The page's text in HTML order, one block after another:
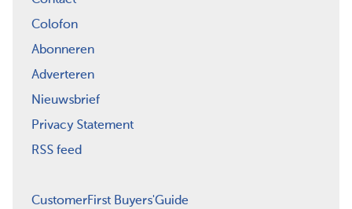
Colofon
Abonneren
Adverteren
Nieuwsbrief
Privacy Statement
RSS feed
CustomerFirst Buyers'Guide